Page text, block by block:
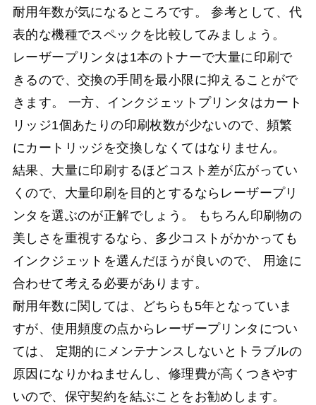
耐用年数が気になるところです。 参考として、代
表的な機種でスペックを比較してみましょう。
レーザープリンタは1本のトナーで大量に印刷で
きるので、交換の手間を最小限に抑えることがで
きます。 一方、インクジェットプリンタはカート
リッジ1個あたりの印刷枚数が少ないので、頻繁
にカートリッジを交換しなくてはなりません。
結果、大量に印刷するほどコスト差が広がってい
くので、大量印刷を目的とするならレーザープリ
ンタを選ぶのが正解でしょう。 もちろん印刷物の
美しさを重視するなら、多少コストがかかっても
インクジェットを選んだほうが良いので、 用途に
合わせて考える必要があります。
耐用年数に関しては、どちらも5年となっていま
すが、使用頻度の点からレーザープリンタについ
ては、 定期的にメンテナンスしないとトラブルの
原因になりかねませんし、修理費が高くつきやす
いので、保守契約を結ぶことをお勧めします。